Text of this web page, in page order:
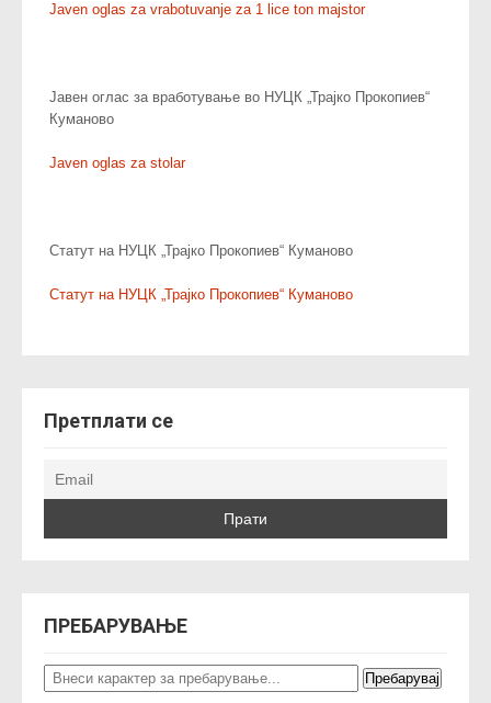
Javen oglas za vrabotuvanje za 1 lice ton majstor
Јавен оглас за вработување во НУЦК „Трајко Прокопиев“
Куманово
Javen oglas za stolar
Статут на НУЦК „Трајко Прокопиев“ Куманово
Статут на НУЦК „Трајко Прокопиев“ Куманово
Претплати се
ПРЕБАРУВАЊЕ